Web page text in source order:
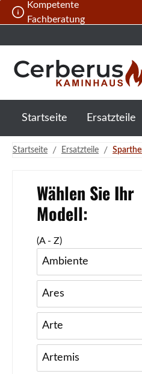
Hauptinhalt springen
Zur Suche springen
Zur Hauptnavigation springen
Kompetente
Fachberatung
Startseite Ersatzteile
Startseite / Ersatzteile /
Wählen Sie Ihr
Modell:
(A - Z)
Ambiente
Ares
Arte
Artemis